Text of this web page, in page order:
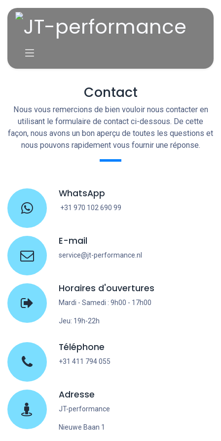
Contact
Nous vous remercions de bien vouloir nous contacter en
utilisant le formulaire de contact ci-dessous. De cette
façon, nous avons un bon aperçu de toutes les questions et
nous pouvons rapidement vous fournir une réponse.
WhatsApp
+31 970 102 690 99
E-mail
service@jt-performance.nl
Horaires d'ouvertures
Mardi - Samedi : 9h00 - 17h00
Jeu: 19h-22h
Téléphone
+31 411 794 055
Adresse
JT-performance
Nieuwe Baan 1